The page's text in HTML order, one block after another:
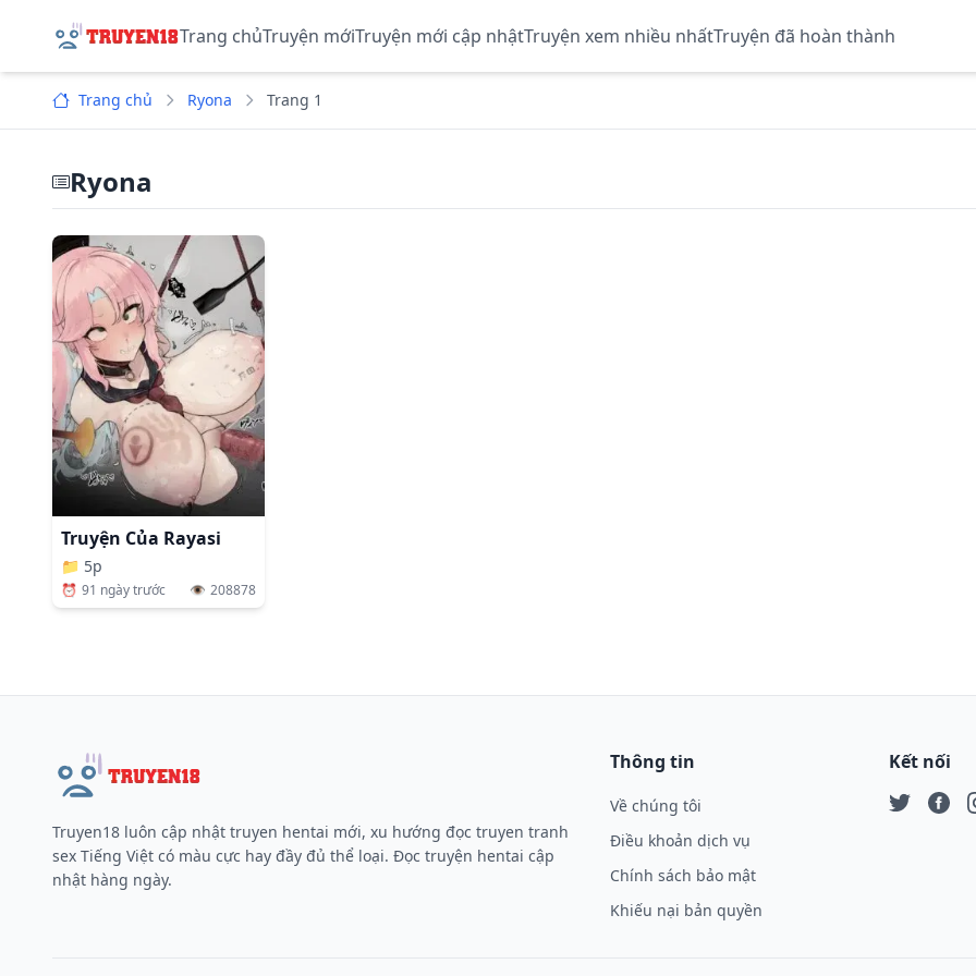
Trang chủTruyện mớiTruyện mới cập nhậtTruyện xem nhiều nhấtTruyện đã hoàn thành
Trang chủ Ryona Trang 1
Ryona
Truyện Của Rayasi
📁 5p
⏰ 91 ngày trước 👁️ 208878
Truyen18 luôn cập nhật truyen hentai mới, xu hướng đọc truyen tranh
sex Tiếng Việt có màu cực hay đầy đủ thể loại. Đọc truyện hentai cập
nhật hàng ngày.
Thông tin
Về chúng tôi
Điều khoản dịch vụ
Chính sách bảo mật
Khiếu nại bản quyền
Kết nối